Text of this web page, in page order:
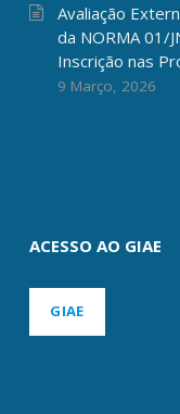
Avaliação
da NORMA 01/
Inscrição nas
9 Março, 2026
ACESSO AO GIAE
GIAE